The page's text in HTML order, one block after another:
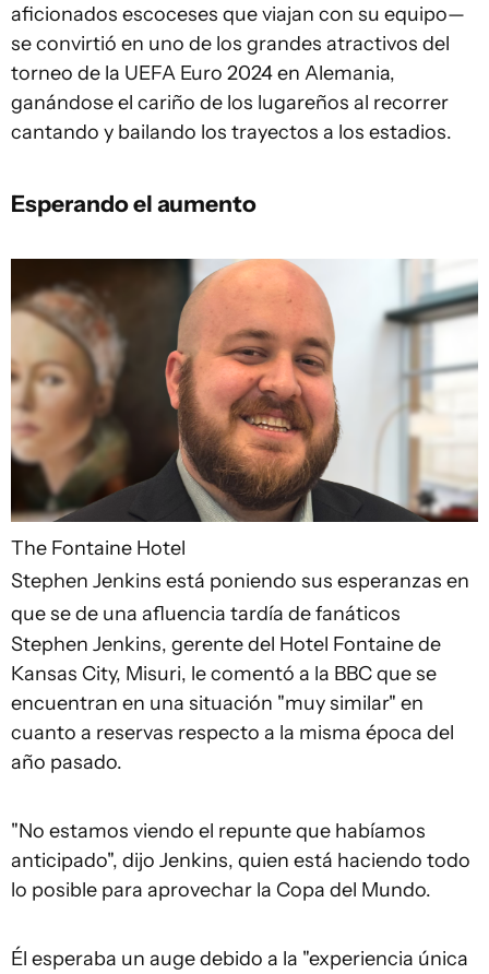
aficionados escoceses que viajan con su equipo—
se convirtió en uno de los grandes atractivos del
torneo de la UEFA Euro 2024 en Alemania,
ganándose el cariño de los lugareños al recorrer
cantando y bailando los trayectos a los estadios.
Esperando el aumento
The Fontaine Hotel
Stephen Jenkins está poniendo sus esperanzas en
que se de una afluencia tardía de fanáticos
Stephen Jenkins, gerente del Hotel Fontaine de
Kansas City, Misuri, le comentó a la BBC que se
encuentran en una situación "muy similar" en
cuanto a reservas respecto a la misma época del
año pasado.
"No estamos viendo el repunte que habíamos
anticipado", dijo Jenkins, quien está haciendo todo
lo posible para aprovechar la Copa del Mundo.
Él esperaba un auge debido a la "experiencia única